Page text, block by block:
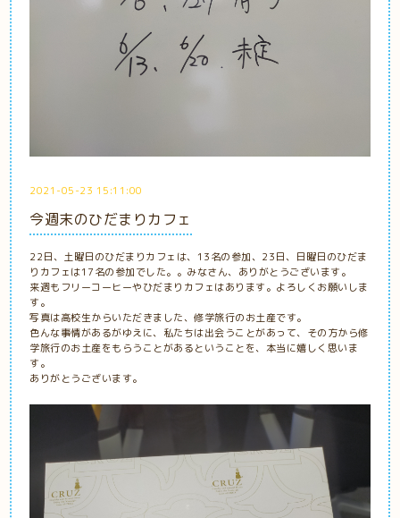
2021-05-23 15:11:00
今週末のひだまりカフェ
22日、土曜日のひだまりカフェは、13名の参加、23日、日曜日のひだま
りカフェは17名の参加でした。。みなさん、ありがとうございます。
来週もフリーコーヒーやひだまりカフェはあります。よろしくお願いしま
す。
写真は高校生からいただきました、修学旅行のお土産です。
色んな事情があるがゆえに、私たちは出会うことがあって、その方から修
学旅行のお土産をもらうことがあるということを、本当に嬉しく思いま
す。
ありがとうございます。